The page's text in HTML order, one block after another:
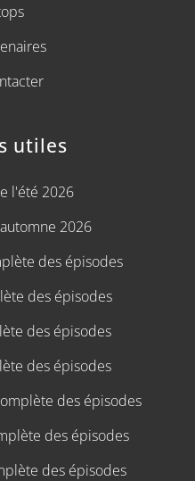
utiles
l'été 2026
2026
des épisodes
des épisodes
des épisodes
des épisodes
des épisodes
des épisodes
des épisodes